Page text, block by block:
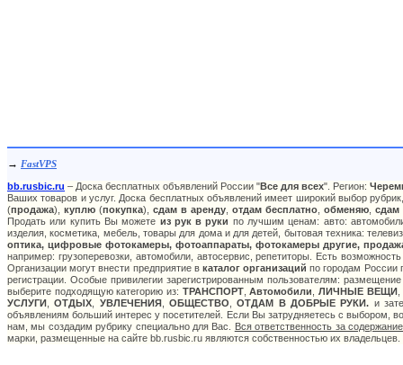
→ FastVPS
bb.rusbic.ru – Доска бесплатных объявлений России "Все для всех". Регион:
Ваших товаров и услуг. Доска бесплатных объявлений имеет широкий выбор
(продажа), куплю (покупка), сдам в аренду отдам бесплатно обменяю сдам
Продать или купить Вы можете из рук в руки по лучшим ценам: авто:
изделия, косметика, мебель, товары для дома и для детей, бытовая техника:
оптика, цифровые фотокамеры, фотоаппараты, фотокамеры другие,
например: грузоперевозки, автомобили, автосервис, репетиторы. Есть
Организации могут внести предприятие в каталог организаций по городам России
регистрации. Особые привилегии зарегистрированным пользователям:
выберите подходящую категорию из: ТРАНСПОРТ,Автомобили ,ЛИЧНЫЕ ВЕЩИ,
УСЛУГИ ,ОТДЫХ УВЛЕЧЕНИЯ,ОБЩЕСТВО ,ОТДАМ В ДОБРЫЕ РУКИ. и
объявлениям больший интерес у посетителей. Если Вы затрудняетесь с выбором,
нам, мы создадим рубрику специально для Вас.
Вся ответственность за
марки, размещенные на сайте bb.rusbic.ru являются собственностью их владельцев.